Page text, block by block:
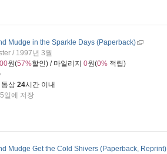
Mudge in the Sparkle Days (Paperback)
/ 1997년 3월
원(57%할인) / 마일리지 0원(0% 적립)
통상 24시간 이내
일에 저장
Mudge Get the Cold Shivers (Paperback, Reprint)